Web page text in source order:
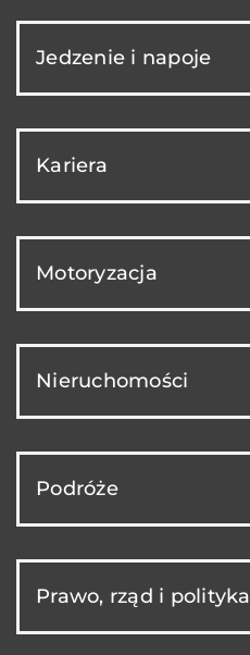
Jedzenie i napoje
Kariera
Motoryzacja
Nieruchomości
Podróże
Prawo, rząd i polityka